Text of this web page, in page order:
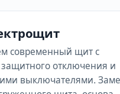
современный щит с
защитного отключения и
выключателями.